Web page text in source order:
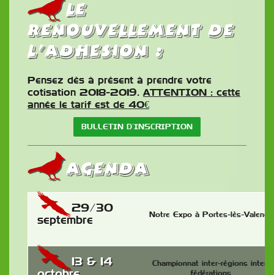
le
renouvellement de
l’adhesion :
Pensez dès à présent à prendre votre
cotisation 2018-2019. ATTENTION : cette
année le tarif est de 40€
BULLETIN D’INSCRIPTION
AGENDA
29/30
septembre
Notre Expo à Portes-lès-Valence
13 & 14
Championnat inter-régions inter-
fédérations